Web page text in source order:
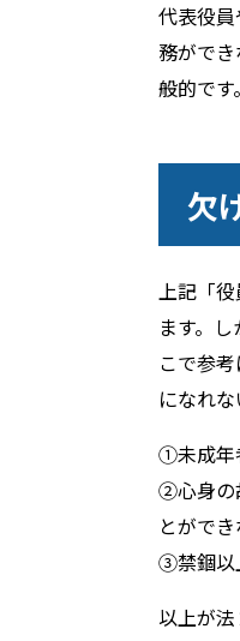
代表役
務がで
般的です。
欠
上記「
ます。
こで参
になれ
①未成年
②心身の
とがで
③禁錮以
以上が